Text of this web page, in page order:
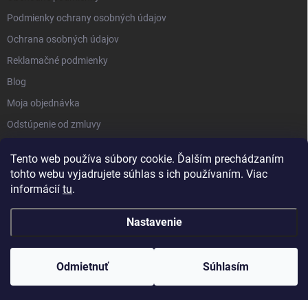
Tento web používa súbory cookie. Ďalším prechádzaním
tohto webu vyjadrujete súhlas s ich používaním. Viac
informácií tu.
Nastavenie
Odmietnuť Súhlasím
Podmienky ochrany osobných údajov
Ochrana osobných údajov
Reklamačné podmienky
Blog
Moja objednávka
Odstúpenie od zmluvy
Vytvoril Shoptet
Copyright 2026Kluckynadvere.sk. Všetky práva vyhradené.Upraviť